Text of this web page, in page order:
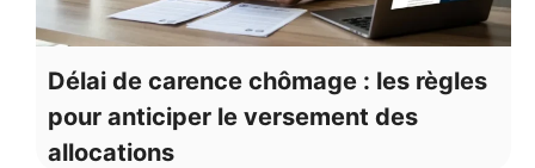
Délai de carence chômage : les règles
pour anticiper le versement des
allocations